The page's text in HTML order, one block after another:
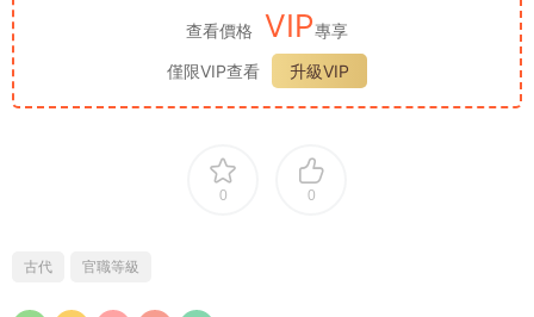
查看價格 VIP專享
僅限VIP查看
升級VIP
0 0
古代 官職等級